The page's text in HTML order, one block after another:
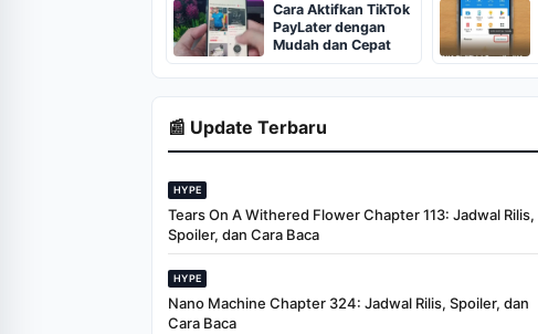
Cara Aktifkan TikTok
PayLater dengan
Mudah dan Cepat
📰 Update Terbaru
HYPE
Tears On A Withered Flower Chapter 113: Jadwal Rilis,
Spoiler, dan Cara Baca
HYPE
Nano Machine Chapter 324: Jadwal Rilis, Spoiler, dan
Cara Baca